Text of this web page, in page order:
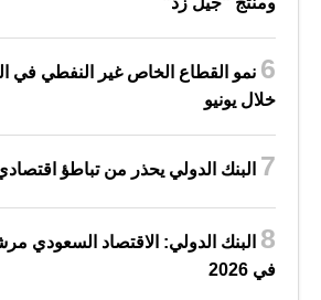
نمو القطاع الخاص غير النفطي في
خلال يونيو
البنك الدولي يحذر من تباطؤ
في 2026